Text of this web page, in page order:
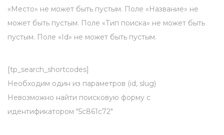
«Место» не может быть пустым. Поле «Название» не
может быть пустым. Поле «Тип поиска» не может быть
пустым. Поле «Id» не может быть пустым.
[tp_search_shortcodes]
Необходим один из параметров (id, slug)
Невозможно найти поисковую форму с
идентификатором "5c861c72"